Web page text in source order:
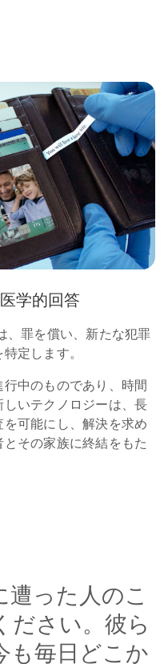
学的回答
、罪を償い、新たな犯罪
定します。
中のものであり、時間
いテクノロジーは、長
可能にし、解決を求め
その家族に終結をもた
遭った人のこ
ださい。彼ら
も毎日どこか